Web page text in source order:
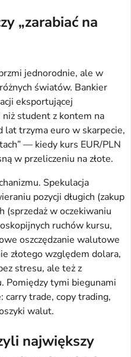
„zarabiać na
jednorodnie, ale w
światów. Bankier
eksportującej
student z kontem na
lat trzyma euro w skarpecie,
— kiedy kurs EUR/PLN
w przeliczeniu na złote.
Spekulacja
pozycji długich (zakup
(sprzedaż w oczekiwaniu
ruchów kursu,
oszczędzanie walutowe
złotego względem dolara,
stresu, ale też z
Pomiędzy tymi biegunami
trade, copy trading,
walut.
największy